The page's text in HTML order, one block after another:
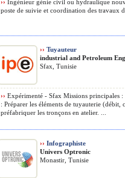
›› Ingénieur génie civil ou hydraulique
poste de suivie et coordination des travaux
›› Tuyauteur
​industrial and Petroleum
Sfax, Tunisie
›› Expérimenté - Sfax Missions principales :
: Préparer les éléments de tuyauterie (débit,
préfabriquer les tronçons en atelier. ...
›› Infographiste
Univers Optronic
Monastir, Tunisie